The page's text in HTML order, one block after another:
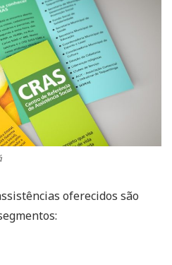
oferecidos são